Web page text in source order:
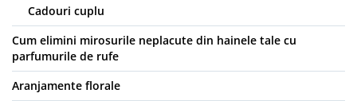
Cadouri cuplu
Cum elimini mirosurile neplacute din hainele tale cu
parfumurile de rufe
Aranjamente florale